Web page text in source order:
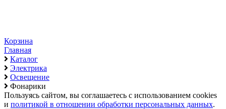
Корзина
Главная
Каталог
Электрика
Освещение
Фонарики
Пользуясь сайтом, вы соглашаетесь с использованием cookies
и политикой в отношении обработки персональных данных.